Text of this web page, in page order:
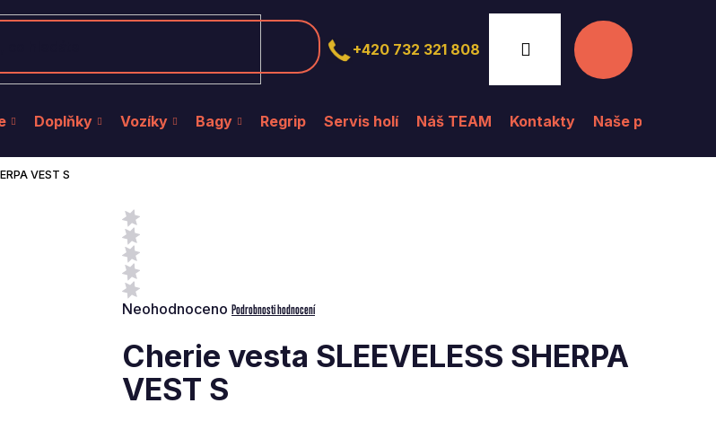
Doplňky Vozíky Bagy Regrip Servis holí Náš TEAM Kontakty Naše prodejna
+420 732 321 808 Přihlášení Nákupní
VEST S
Průměrné
je
0,0
z
Neohodnoceno Podrobnosti hodnocení
Cherie vesta SLEEVELESS SHERPA
VEST S